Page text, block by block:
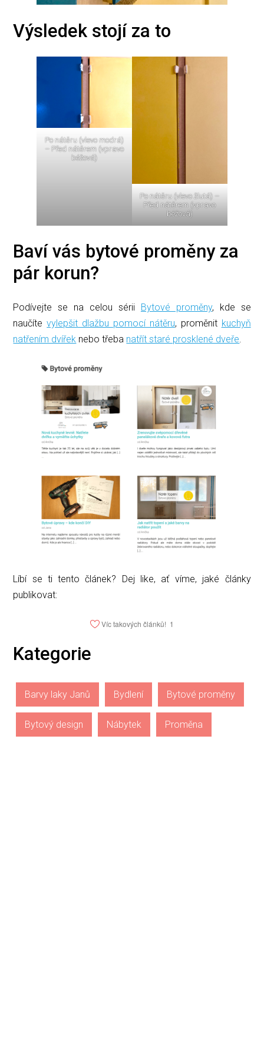
Výsledek stojí za to
Po nátěru (vlevo modrá)
– Před nátěrem (vpravo
béžová)
Po nátěru (vlevo žlutá) –
Před nátěrem (vpravo
béžová)
Baví vás bytové proměny za
pár korun?
Podívejte se na celou sérii Bytové proměny, kde se
naučítevylepšit dlažbu pomocí nátěru, proměnit kuchyň
natřením dvířek nebo třeba natřít staré prosklené dveře.
Líbí se ti tento článek? Dej like, ať víme, jaké články
publikovat:
Víc takových článků! 1
Kategorie
Barvy laky Janů Bydlení Bytové proměny
Bytový design Nábytek Proměna